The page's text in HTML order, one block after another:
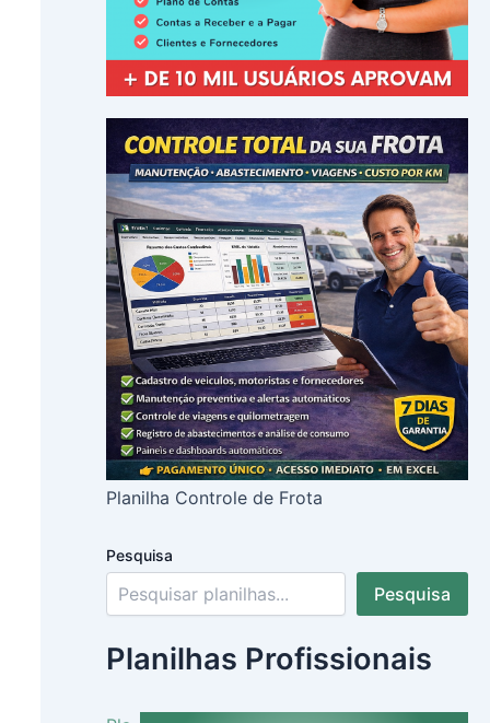
Planilha Controle de Frota
Pesquisa
Pesquisa
Planilhas Profissionais